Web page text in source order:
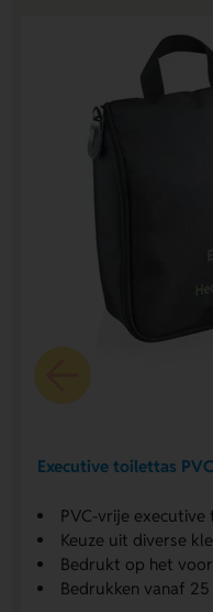
Executive toilettas
PVC-vrije
Keuze uit diverse
Bedrukt op het
Bedrukken vanaf